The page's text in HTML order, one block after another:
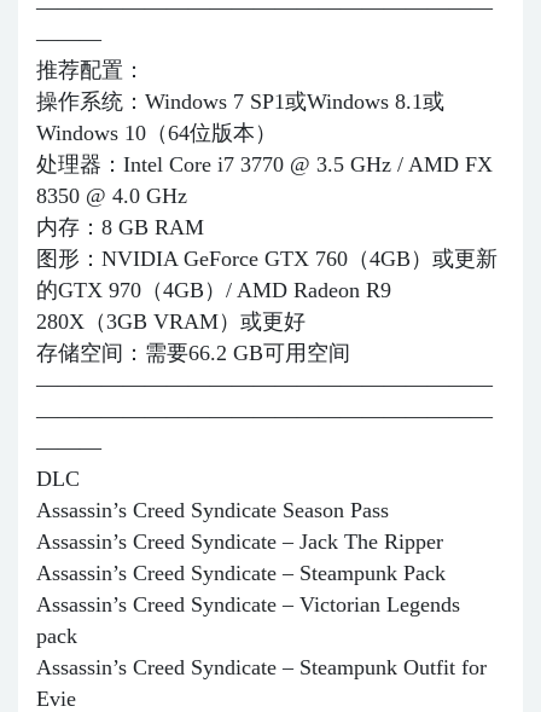
—————————————————————
———
推荐配置：
操作系统：Windows 7 SP1或Windows 8.1或
Windows 10（64位版本）
处理器：Intel Core i7 3770 @ 3.5 GHz / AMD FX
8350 @ 4.0 GHz
内存：8 GB RAM
图形：NVIDIA GeForce GTX 760（4GB）或更新
的GTX 970（4GB）/ AMD Radeon R9
280X（3GB VRAM）或更好
存储空间：需要66.2 GB可用空间
—————————————————————
—————————————————————
———
DLC
Assassin’s Creed Syndicate Season Pass
Assassin’s Creed Syndicate – Jack The Ripper
Assassin’s Creed Syndicate – Steampunk Pack
Assassin’s Creed Syndicate – Victorian Legends
pack
Assassin’s Creed Syndicate – Steampunk Outfit for
Evie